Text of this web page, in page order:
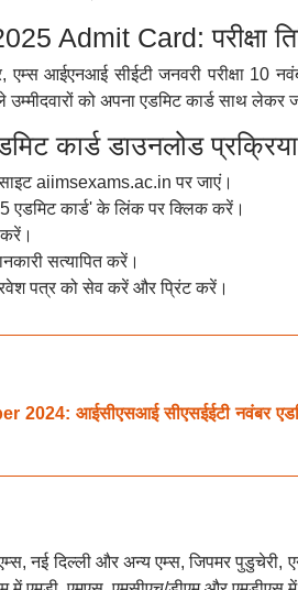
Admit Card: परीक्षा
आईएनआई सीईटी जनवरी परीक्षा 10
उम्मीदवारों को अपना एडमिट कार्ड साथ लेकर
कार्ड डाउनलोड प्रक्रिया
aiimsexams.ac.in पर जाएं।
एडमिट कार्ड' के लिंक पर क्लिक करें।
सत्यापित करें।
पत्र को सेव करें और प्रिंट करें।
2024: आईसीएसआई सीएसईईटी नवंबर
नई दिल्ली और अन्य एम्स, जिपमर